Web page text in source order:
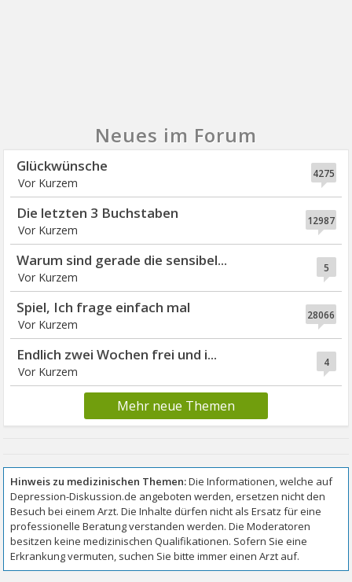
Neues im Forum
4275
Glückwünsche
12987
Die letzten 3 Buchstaben
5
Warum sind gerade die sensibel...
28066
Spiel, Ich frage einfach mal
4
Endlich zwei Wochen frei und i...
Mehr neue Themen